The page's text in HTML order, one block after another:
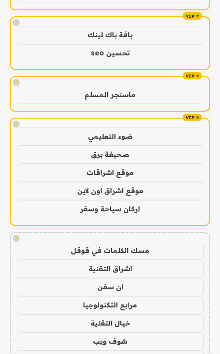
!
باقة باك لينك
تحسين seo
!
ماسنجر المسلم
!
ضوء التعليمي
صحيفة برق
موقع اشراقات
موقع اشراق اون لاين
اركان سياحة وسفر
!
مسك الكلمات في قوقل
اشراق التقنية
ان سفن
مرابع التكنولوجيا
خيال التقنية
شوف ويب